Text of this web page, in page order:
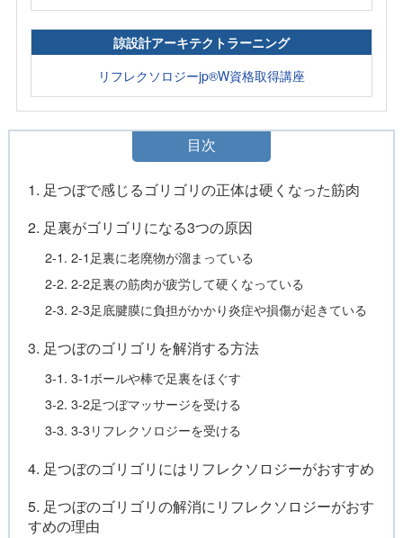
諒設計アーキテクトラーニング
リフレクソロジーjp®W資格取得講座
目次
1. 足つぼで感じるゴリゴリの正体は硬くなった筋肉
2. 足裏がゴリゴリになる3つの原因
2-1. 2-1足裏に老廃物が溜まっている
2-2. 2-2足裏の筋肉が疲労して硬くなっている
2-3. 2-3足底腱膜に負担がかかり炎症や損傷が起きている
3. 足つぼのゴリゴリを解消する方法
3-1. 3-1ボールや棒で足裏をほぐす
3-2. 3-2足つぼマッサージを受ける
3-3. 3-3リフレクソロジーを受ける
4. 足つぼのゴリゴリにはリフレクソロジーがおすすめ
5. 足つぼのゴリゴリの解消にリフレクソロジーがおす
すめの理由